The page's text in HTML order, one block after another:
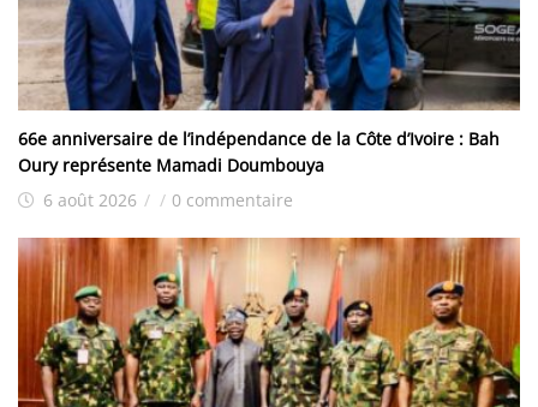
66e anniversaire de l’indépendance de la Côte d’Ivoire : Bah
Oury représente Mamadi Doumbouya
6 août 2026 / / 0 commentaire